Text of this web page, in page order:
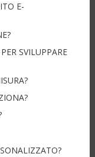
E-
SVILUPPARE